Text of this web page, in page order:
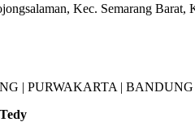
Kec. Semarang Barat,
| PURWAKARTA | BANDUNG